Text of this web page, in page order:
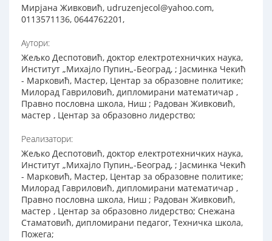
Мирјана Живковић, udruzenjecol@yahoo.com,
0113571136, 0644762201,
Аутори:
Жељко Деспотовић, доктор електротехничких наука,
Институт „Михајло Пупин„-Београд, ; Јасминка Чекић
- Марковић, Мастер, Центар за образовне политике;
Милорад Гавриловић, дипломирани математичар ,
Правно пословна школа, Ниш ; Радован Живковић,
мастер , Центар за образовно лидерство;
Реализатори:
Жељко Деспотовић, доктор електротехничких наука,
Институт „Михајло Пупин„-Београд, ; Јасминка Чекић
- Марковић, Мастер, Центар за образовне политике;
Милорад Гавриловић, дипломирани математичар ,
Правно пословна школа, Ниш ; Радован Живковић,
мастер , Центар за образовно лидерство; Снежана
Стаматовић, дипломирани педагог, Техничка школа,
Пожега;